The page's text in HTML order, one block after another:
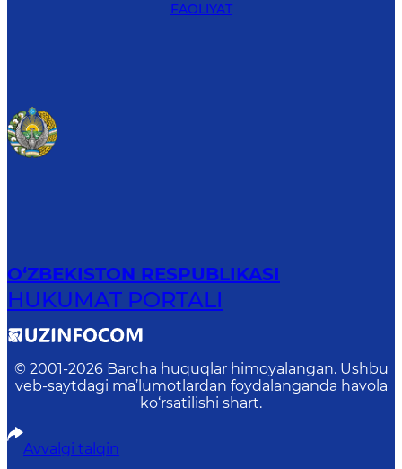
FAOLIYAT
O‘ZBEKISTON RESPUBLIKASI
HUKUMAT PORTALI
© 2001-2026 Barcha huquqlar himoyalangan. Ushbu
veb-saytdagi ma’lumotlardan foydalanganda havola
ko‘rsatilishi shart.
Avvalgi talqin